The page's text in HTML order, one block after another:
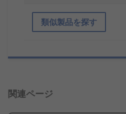
類似製品を探す
関連ページ